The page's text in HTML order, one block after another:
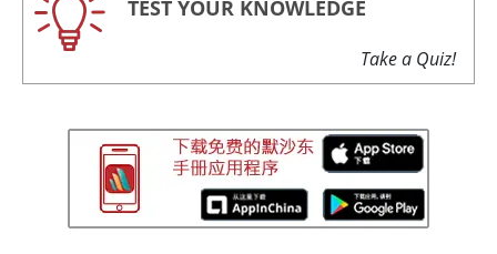
TEST YOUR KNOWLEDGE
Take a Quiz!